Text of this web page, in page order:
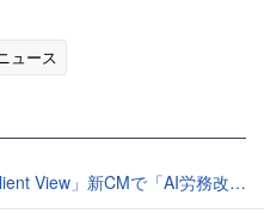
ュース
ピール 働き方をAIが分析したら「すぐに休んで」と言われる？